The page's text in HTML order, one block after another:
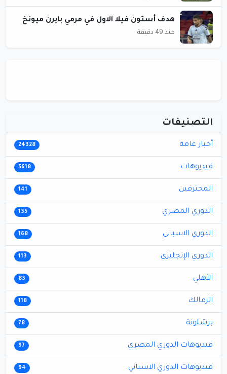
هدف أستون فيلا الاول في مرمي بايرن ميونخ
منذ 49 دقيقة
التصنيفات
أخبار عامة 24328
فيديوهات 5618
المحترفين 141
الدوري المصري 135
الدوري الاسباني 168
الدوري الإنجليزي 113
الأهلي 83
الزمالك 118
برشلونة 78
فيديوهات الدوري المصري 97
فيديوهات الدوري الاسباني 94